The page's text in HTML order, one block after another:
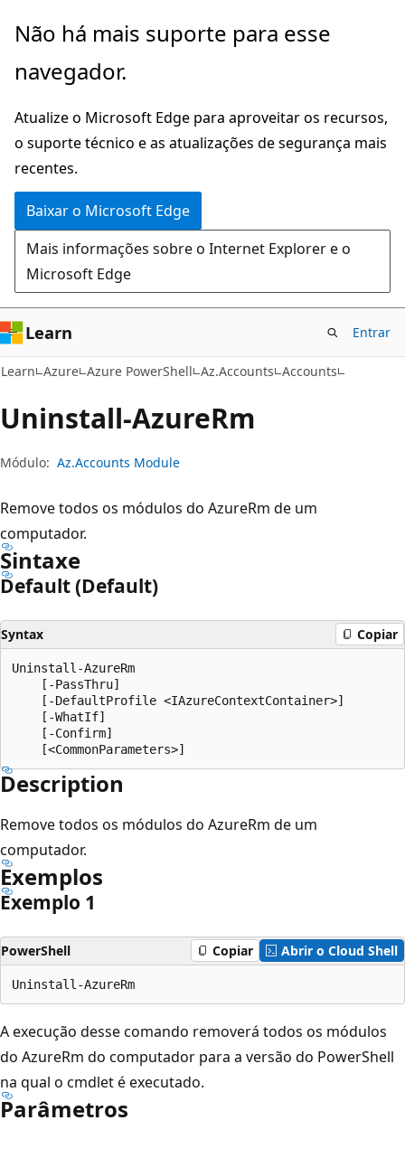
Pular
o
principal
Ignore
passe
a
navegação
na
página
Não há mais suporte para esse
navegador.
Atualize o Microsoft Edge para aproveitar os recursos,
o suporte técnico e as atualizações de segurança mais
recentes.
Baixar o Microsoft Edge
Mais informações sobre o Internet Explorer e o
Microsoft Edge
Learn Entrar
Learn Azure Azure PowerShell Az.Accounts Accounts
Uninstall-AzureRm
Módulo: Az.Accounts Module
Remove todos os módulos do AzureRm de um
computador.
Sintaxe
Default (Default)
Syntax Copiar
Uninstall-AzureRm
    [-PassThru]
    [-DefaultProfile <IAzureContextContainer>]
    [-WhatIf]
    [-Confirm]
Description
Remove todos os módulos do AzureRm de um
computador.
Exemplos
Exemplo 1
PowerShell Copiar Abrir o Cloud Shell
A execução desse comando removerá todos os módulos
do AzureRm do computador para a versão do PowerShell
na qual o cmdlet é executado.
Parâmetros